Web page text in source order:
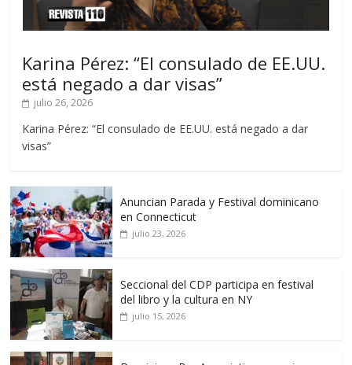
Karina Pérez: “El consulado de EE.UU.
está negado a dar visas”
julio 26, 2026
Karina Pérez: “El consulado de EE.UU. está negado a dar
visas”
Anuncian Parada y Festival dominicano
en Connecticut
julio 23, 2026
Seccional del CDP participa en festival
del libro y la cultura en NY
julio 15, 2026